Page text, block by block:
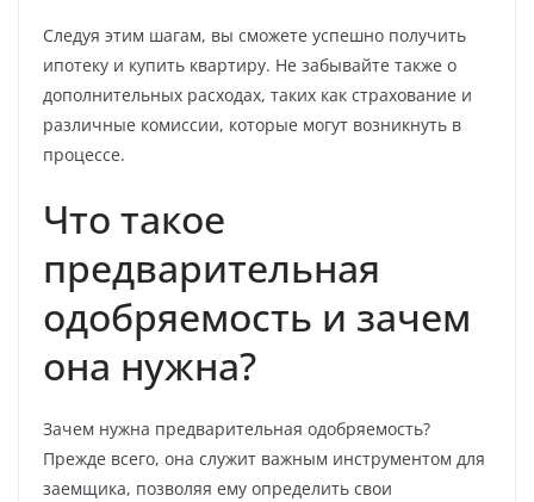
Следуя этим шагам, вы сможете успешно получить
ипотеку и купить квартиру. Не забывайте также о
дополнительных расходах, таких как страхование и
различные комиссии, которые могут возникнуть в
процессе.
Что такое
предварительная
одобряемость и зачем
она нужна?
Зачем нужна предварительная одобряемость?
Прежде всего, она служит важным инструментом для
заемщика, позволяя ему определить свои